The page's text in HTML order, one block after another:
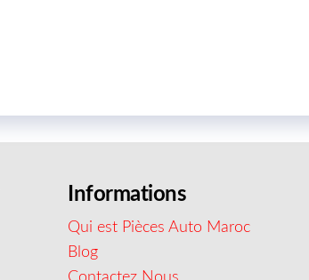
Informations
Qui est Pièces Auto Maroc
Blog